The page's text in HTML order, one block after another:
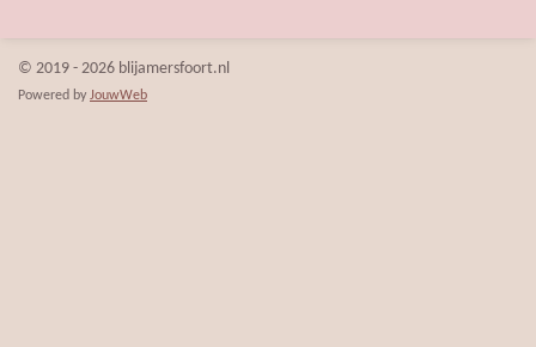
© 2019 - 2026 blijamersfoort.nl
Powered by JouwWeb